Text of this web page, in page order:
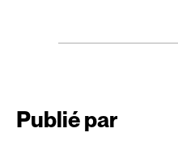
Publié par